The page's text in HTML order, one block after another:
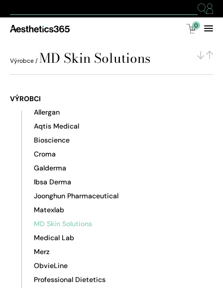
0
Výrobce /MD Skin Solutions
VÝROBCI
Allergan
Aqtis Medical
Bioscience
Croma
Galderma
Ibsa Derma
Joonghun Pharmaceutical
Matexlab
MD Skin Solutions
Medical Lab
Merz
ObvieLine
Professional Dietetics